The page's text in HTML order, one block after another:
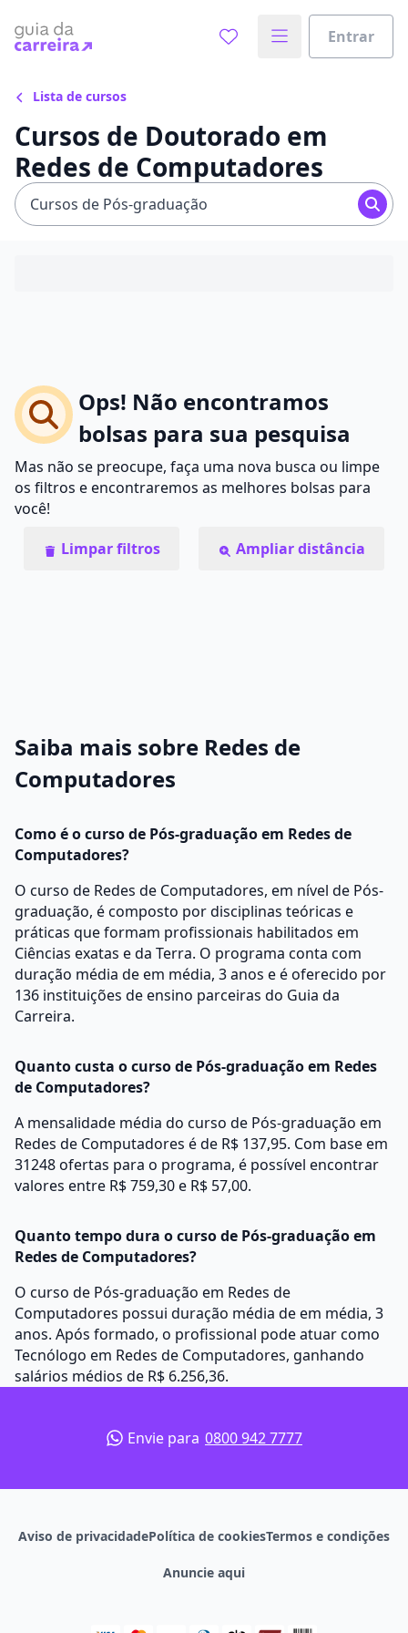
Entrar
Lista de cursos
Cursos de Doutorado em
Redes de Computadores
Cursos de Pós-graduação
Ops! Não encontramos
bolsas para sua pesquisa
Mas não se preocupe, faça uma nova busca ou limpe
os filtros e encontraremos as melhores bolsas para
você!
Limpar filtros
Ampliar distância
Saiba mais sobre Redes de
Computadores
Como é o curso de Pós-graduação em Redes de
Computadores?
O curso de Redes de Computadores, em nível de Pós-
graduação, é composto por disciplinas teóricas e
práticas que formam profissionais habilitados em
Ciências exatas e da Terra. O programa conta com
duração média de em média, 3 anos e é oferecido por
136 instituições de ensino parceiras do Guia da
Carreira.
Quanto custa o curso de Pós-graduação em Redes
de Computadores?
A mensalidade média do curso de Pós-graduação em
Redes de Computadores é de R$ 137,95. Com base em
31248 ofertas para o programa, é possível encontrar
valores entre R$ 759,30 e R$ 57,00.
Quanto tempo dura o curso de Pós-graduação em
Redes de Computadores?
O curso de Pós-graduação em Redes de
Computadores possui duração média de em média, 3
anos. Após formado, o profissional pode atuar como
Tecnólogo em Redes de Computadores, ganhando
salários médios de R$ 6.256,36.
Envie para 0800 942 7777
Aviso de privacidadePolítica de cookiesTermos e condições
Anuncie aqui